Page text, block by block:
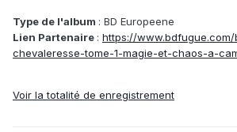
Type de l'album : BD Europeene
Lien Partenaire : https://
chevaleresse-tome-1-magie-et-chaos-a-
Voir la totalité de enregistrement